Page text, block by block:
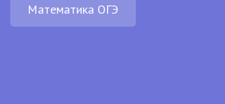
Математика ОГЭ